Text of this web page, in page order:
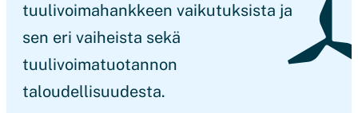
tuulivoimahankkeen vaikutuksista ja
sen eri vaiheista sekä
tuulivoimatuotannon
taloudellisuudesta.